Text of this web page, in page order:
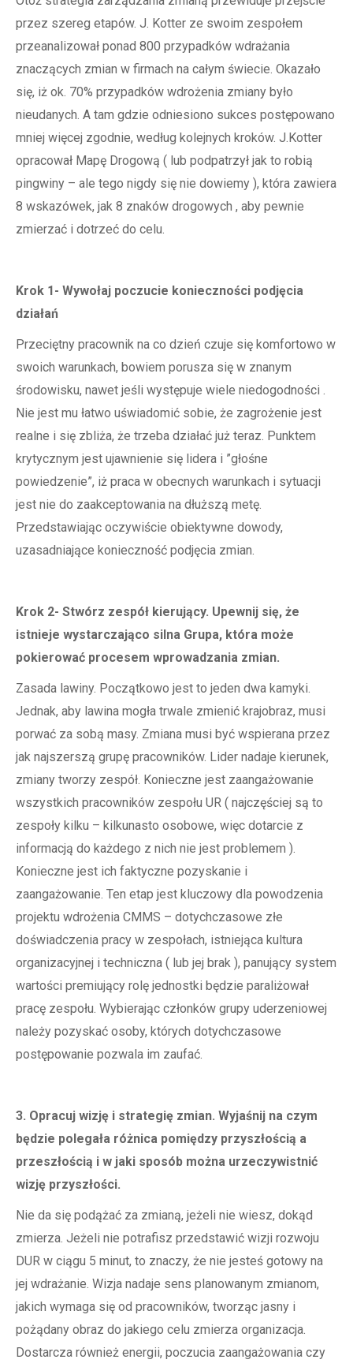
przez szereg etapów. J. Kotter ze swoim zespołem
przeanalizował ponad 800 przypadków wdrażania
znaczących zmian w firmach na całym świecie. Okazało
się, iż ok. 70% przypadków wdrożenia zmiany było
nieudanych. A tam gdzie odniesiono sukces postępowano
mniej więcej zgodnie, według kolejnych kroków. J.Kotter
opracował Mapę Drogową ( lub podpatrzył jak to robią
pingwiny – ale tego nigdy się nie dowiemy ), która zawiera
8 wskazówek, jak 8 znaków drogowych , aby pewnie
zmierzać i dotrzeć do celu.
Krok 1- Wywołaj poczucie konieczności podjęcia
działań
Przeciętny pracownik na co dzień czuje się komfortowo w
swoich warunkach, bowiem porusza się w znanym
środowisku, nawet jeśli występuje wiele niedogodności .
Nie jest mu łatwo uświadomić sobie, że zagrożenie jest
realne i się zbliża, że trzeba działać już teraz. Punktem
krytycznym jest ujawnienie się lidera i ”głośne
powiedzenie”, iż praca w obecnych warunkach i sytuacji
jest nie do zaakceptowania na dłuższą metę.
Przedstawiając oczywiście obiektywne dowody,
uzasadniające konieczność podjęcia zmian.
Krok 2- Stwórz zespół kierujący. Upewnij się, że
istnieje wystarczająco silna Grupa, która może
pokierować procesem wprowadzania zmian.
Zasada lawiny. Początkowo jest to jeden dwa kamyki.
Jednak, aby lawina mogła trwale zmienić krajobraz, musi
porwać za sobą masy. Zmiana musi być wspierana przez
jak najszerszą grupę pracowników. Lider nadaje kierunek,
zmiany tworzy zespół. Konieczne jest zaangażowanie
wszystkich pracowników zespołu UR ( najczęściej są to
zespoły kilku – kilkunasto osobowe, więc dotarcie z
informacją do każdego z nich nie jest problemem ).
Konieczne jest ich faktyczne pozyskanie i
zaangażowanie. Ten etap jest kluczowy dla powodzenia
projektu wdrożenia CMMS – dotychczasowe złe
doświadczenia pracy w zespołach, istniejąca kultura
organizacyjnej i techniczna ( lub jej brak ), panujący system
wartości premiujący rolę jednostki będzie paraliżował
pracę zespołu. Wybierając członków grupy uderzeniowej
należy pozyskać osoby, których dotychczasowe
postępowanie pozwala im zaufać.
3. Opracuj wizję i strategię zmian. Wyjaśnij na czym
będzie polegała różnica pomiędzy przyszłością a
przeszłością i w jaki sposób można urzeczywistnić
wizję przyszłości.
Nie da się podążać za zmianą, jeżeli nie wiesz, dokąd
zmierza. Jeżeli nie potrafisz przedstawić wizji rozwoju
DUR w ciągu 5 minut, to znaczy, że nie jesteś gotowy na
jej wdrażanie. Wizja nadaje sens planowanym zmianom,
jakich wymaga się od pracowników, tworząc jasny i
pożądany obraz do jakiego celu zmierza organizacja.
Dostarcza również energii, poczucia zaangażowania czy